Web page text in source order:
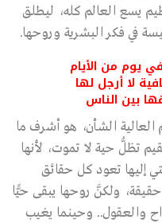
يسع العالم كله، ليطلق
في فكر البشرية وروحها.
يوم من الأيام
لا أرجل لها
بين الناس
الشأن، هو أشرف ما
تظلُّ حية لا تموت، لأنها
إليها تعود كل حقائق
ولكنَّ روحها يبقى حيًّا
والعقول.. وحينما يغيب